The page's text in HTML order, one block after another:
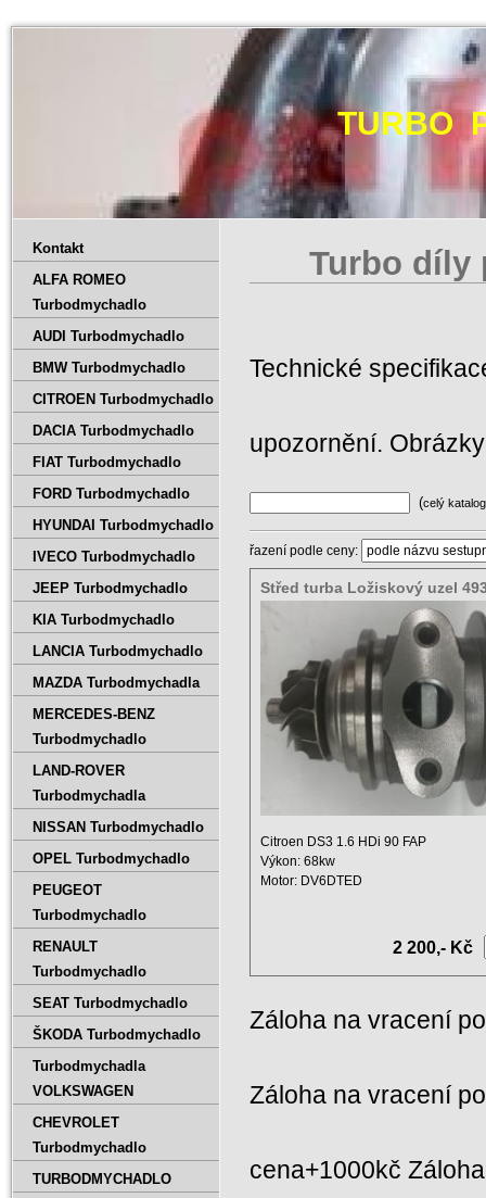
TURBO
Turbo díly
Technické
upozornění.
(celý katalog
řazení podle ceny:
Střed turba Ložiskový uzel
Citroen DS3 1.6 HDi 90 FAP
Výkon: 68kw
Motor: DV6DTED
2 200,- Kč
Záloha na vracení
Záloha na vracení
cena+1000kč
Kontakt
ALFA ROMEO
Turbodmychadlo
AUDI Turbodmychadlo
BMW Turbodmychadlo
CITROEN Turbodmychadlo
DACIA Turbodmychadlo
FIAT Turbodmychadlo
FORD Turbodmychadlo
HYUNDAI Turbodmychadlo
IVECO Turbodmychadlo
JEEP Turbodmychadlo
KIA Turbodmychadlo
LANCIA Turbodmychadlo
MAZDA Turbodmychadla
MERCEDES-BENZ
Turbodmychadlo
LAND-ROVER
Turbodmychadla
NISSAN Turbodmychadlo
OPEL Turbodmychadlo
PEUGEOT
Turbodmychadlo
RENAULT
Turbodmychadlo
SEAT Turbodmychadlo
ŠKODA Turbodmychadlo
Turbodmychadla
VOLKSWAGEN
CHEVROLET
Turbodmychadlo
TURBODMYCHADLO